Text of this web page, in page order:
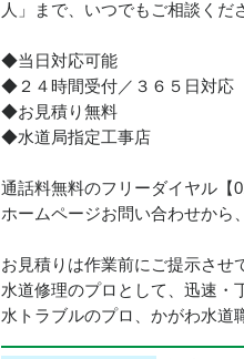
人」まで、いつでもご相談くだ
◆当日対応可能
◆２４時間受付／３６５日対応
◆お見積り無料
◆水道局指定工事店
通話料無料のフリーダイヤル【
ホームページお問い合わせから
お見積りは作業前にご提示させ
水道修理のプロとして、迅速・
水トラブルのプロ、かがわ水道